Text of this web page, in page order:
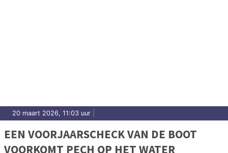
20 maart 2026, 11:03 uur
EEN VOORJAARSCHECK VAN DE BOOT
VOORKOMT PECH OP HET WATER